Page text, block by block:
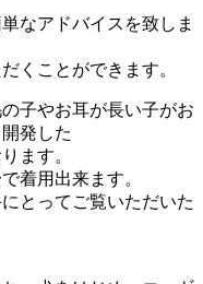
なアドバイスを致しま
くことができます。
子やお耳が長い子がお
発した
ます。
着用出来ます。
とってご覧いただいた